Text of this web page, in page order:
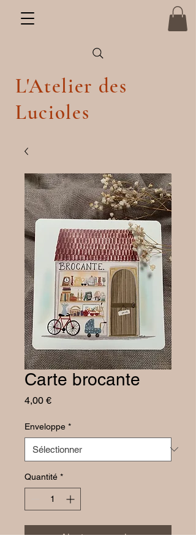
L'Atelier des
Lucioles
Carte brocante
4,00 €Prix
Enveloppe *
Quantité *
Ajouter au panier